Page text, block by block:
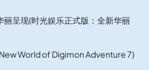
丽呈现(时光娱乐正式版：全新华丽
World of Digimon Adventure 7)